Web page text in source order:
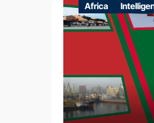
Africa